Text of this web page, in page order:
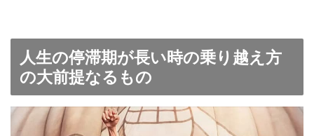
人生の停滞期が長い時の乗り越え方
の大前提なるもの